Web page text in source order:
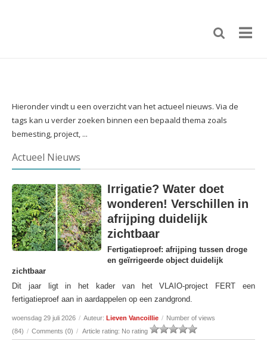
Hieronder vindt u een overzicht van het actueel nieuws. Via de
tags kan u verder zoeken binnen een bepaald thema zoals
bemesting, project, ...
Actueel Nieuws
Irrigatie? Water doet
wonderen! Verschillen in
afrijping duidelijk
zichtbaar
Fertigatieproef: afrijping tussen droge
en geïrrigeerde object duidelijk
zichtbaar
Dit jaar ligt in het kader van het VLAIO-project FERT een
fertigatieproef aan in aardappelen op een zandgrond.
woensdag 29 juli 2026 / Auteur: Lieven Vancoillie / Number of views
(84) / Comments (0) / Article rating: No rating